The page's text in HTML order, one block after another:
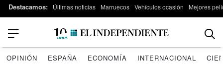
Destacamos: Últimas noticias Marruecos Vehículos ocasión Mejores
OPINIÓN ESPAÑA ECONOMÍA INTERNACIONAL